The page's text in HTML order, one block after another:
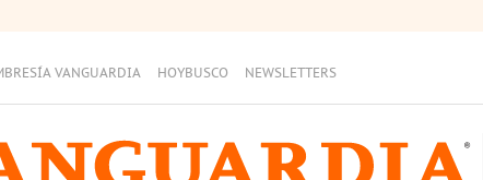
VANGUARDIA HOYBUSCO NEWSLETTERS